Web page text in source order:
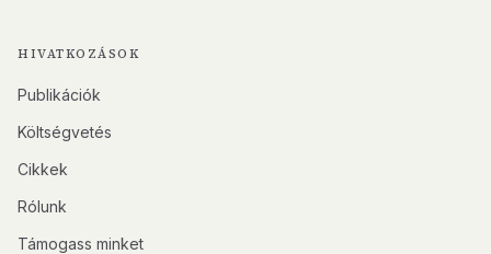
HIVATKOZÁSOK
Publikációk
Költségvetés
Cikkek
Rólunk
Támogass minket